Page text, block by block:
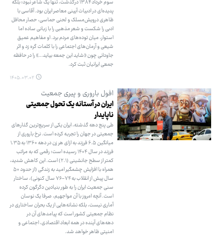
سوم خرداد ۱۳۸۴ درگذشت، تنها یک شاعر نبود؛ بلکه
پدیده‌ای در ادبیات آیینی معاصر ایران بود. آقاسی با
ظاهری درویش‌مسلک و لحنی حماسی، حصار محافل
ادبی را شکست و شعر مذهبی را با زبانی ساده اما
استوار، میان توده‌های مردم برد. او مفاهیم عمیق
شیعی و آرمان‌های اجتماعی را با کلمات گره زد و اثر
جاودانی چون «شاید این جمعه بیاید...» را در حافظه
جمعی ایرانیان ثبت کرد.
۱۴۰۵.۰۳.۰۲
افول باروری و پیری جمعیت
ایران در آستانه یک تحول جمعیتی
ناپایدار
طی پنج دهه گذشته، ایران یکی از سریع‌ترین گذارهای
جمعیتی در جهان را تجربه کرده است. نرخ باروری از
میانگین ۶.۵ فرزند به ازای هر زن در دهه ۱۳۶۰ به ۱.۳۵
فرزند در سال ۱۴۰۴ رسیده است؛ رقمی که به مراتب
کمتر از سطح جانشینی (۲.۱) است. این کاهش شدید،
همراه با افزایش چشمگیر امید به زندگی (از حدود ۵۰
سال پیش از انقلاب به ۷۴-۷۶ سال کنونی)، ساختار
سنی جمعیت ایران را به طور بنیادین دگرگون کرده
است. آنچه امروز با آن مواجهیم، صرفا یک نوسان
آماری نیست، بلکه نشانه‌هایی از یک بحران ساختاری در
نظام جمعیتی کشور است که پیامدهای آن در
دهه‌های آینده در همه ابعاد اقتصادی، اجتماعی و
امنیتی ظاهر خواهد شد.